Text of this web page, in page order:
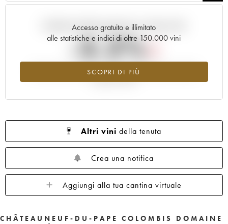
Accesso gratuito e illimitato
alle statistiche e indici di oltre 150.000 vini
SCOPRI DI PIÙ
Andamento della quotazione in tempo reale
-3.2%
Tendenza al ribasso per il valore dell'annata 2004 nel 2026
Altri vini della tenuta
Crea una notifica
Aggiungi alla tua cantina virtuale
CHÂTEAUNEUF-DU-PAPE COLOMBIS DOMAINE